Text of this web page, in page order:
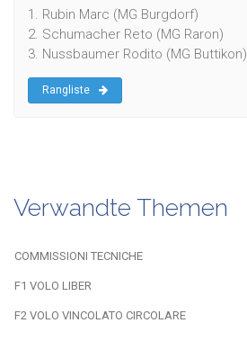
1. Rubin Marc (MG Burgdorf)
2. Schumacher Reto (MG Raron)
3. Nussbaumer Rodito (MG Buttikon)
Rangliste
Verwandte Themen
COMMISSIONI TECNICHE
F1 VOLO LIBER
F2 VOLO VINCOLATO CIRCOLARE